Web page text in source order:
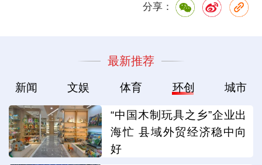
分享：
最新推荐
新闻 文娱 体育 环创 城市
“中国木制玩具之乡”企业出
海忙 县域外贸经济稳中向
好